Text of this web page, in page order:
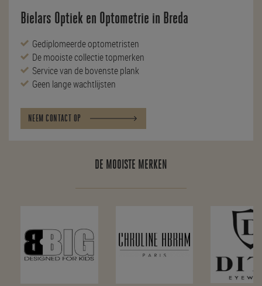
Bielars Optiek en Optometrie in Breda
Gediplomeerde optometristen
De mooiste collectie topmerken
Service van de bovenste plank
Geen lange wachtlijsten
NEEM CONTACT OP
DE MOOISTE MERKEN